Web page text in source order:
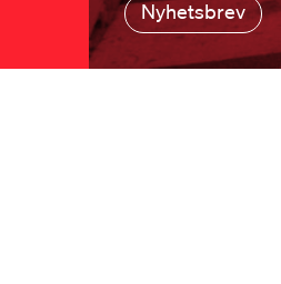
Nyhetsbrev